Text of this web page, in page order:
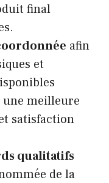
final
afin
et
meilleure
satisfaction
qualitatifs
de la